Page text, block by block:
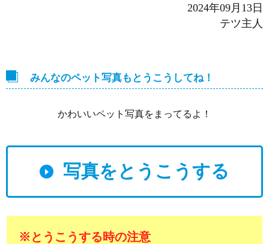
2024年09月13日
テツ主人
みんなのペット写真もとうこうしてね！
かわいいペット写真をまってるよ！
写真をとうこうする
※とうこうする時の注意